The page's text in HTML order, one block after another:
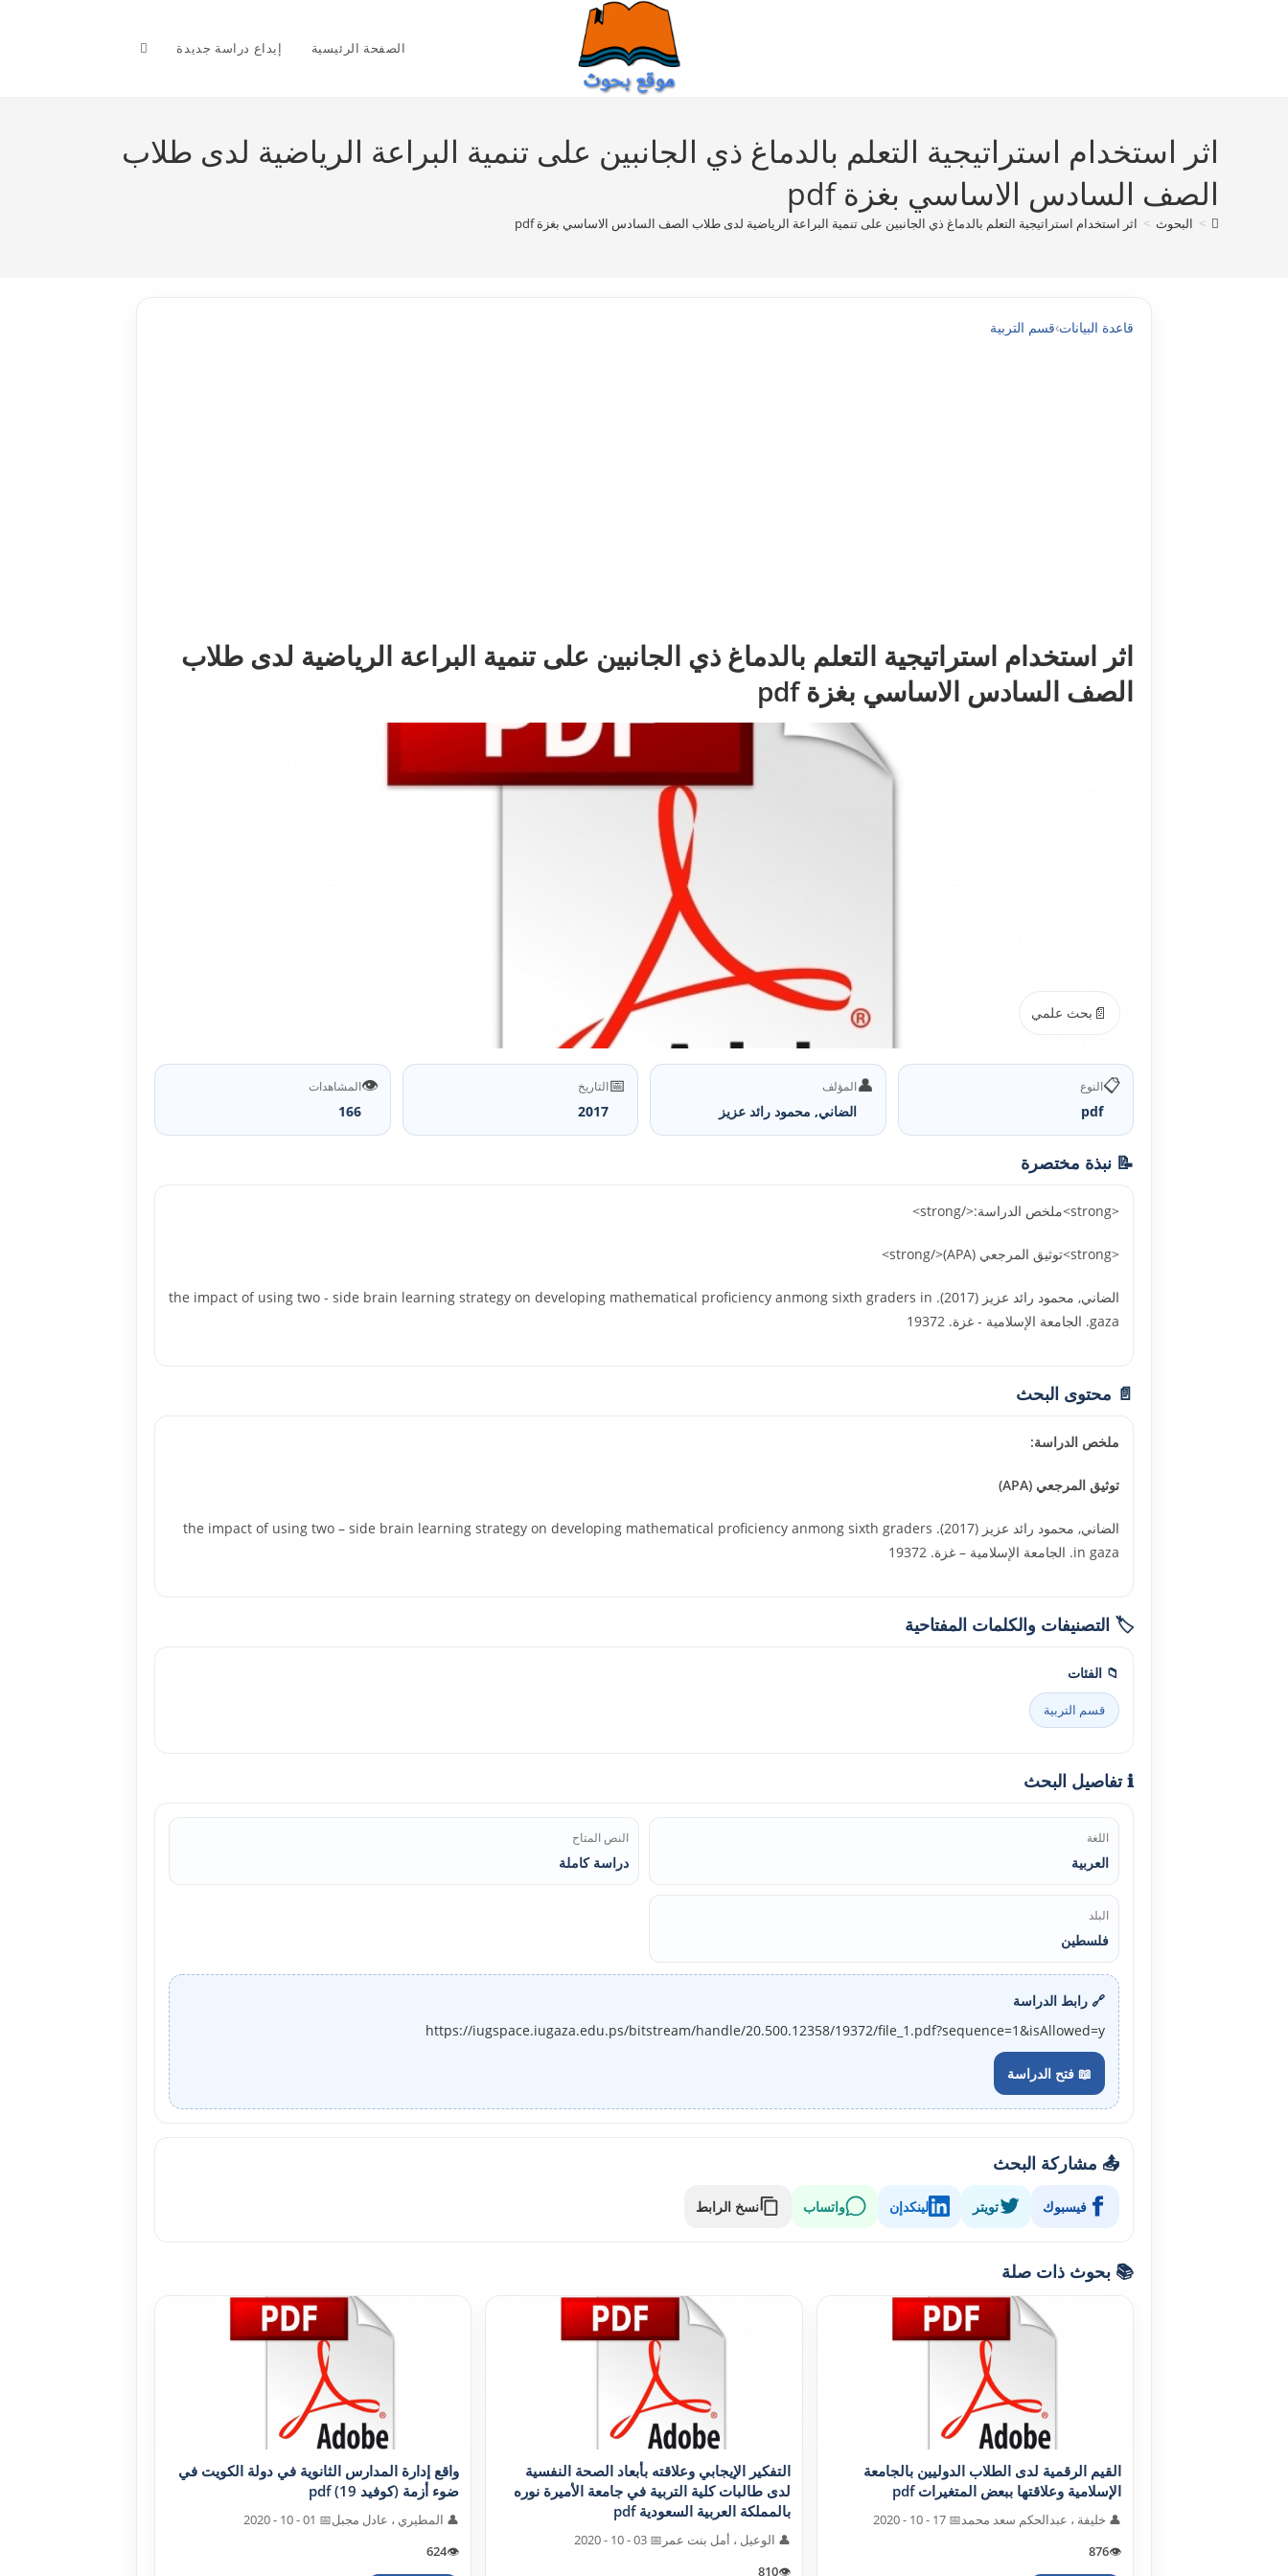
الصفحة الرئيسية إيداع دراسة جديدة Toggle
اثر استخدام استراتيجية التعلم بالدماغ ذي الجانبين على تنمية البراعة الرياضية لدى طلاب
الصف السادس الاساسي بغزة pdf
> البحوث > اثر استخدام استراتيجية التعلم بالدماغ ذي الجانبين على تنمية البراعة الرياضية لدى طلاب الصف السادس الاساسي بغزة pdf
قاعدة البيانات›قسم التربية
اثر استخدام استراتيجية التعلم بالدماغ ذي الجانبين على تنمية البراعة الرياضية لدى طلاب
الصف السادس الاساسي بغزة pdf
📄 بحث علمي
📋النوع
pdf
👤المؤلف
الضاني, محمود رائد عزيز
📅التاريخ
2017
👁️المشاهدات
166
📝 نبذة مختصرة
<strong>ملخص الدراسة:</strong>
<strong>توثيق المرجعي (APA)</strong>
الضاني, محمود رائد عزيز (2017). the impact of using two - side brain learning strategy on developing mathematical proficiency anmong sixth graders in
gaza. الجامعة الإسلامية - غزة. 19372
📄 محتوى البحث
ملخص الدراسة:
توثيق المرجعي (APA)
الضاني, محمود رائد عزيز (2017). the impact of using two – side brain learning strategy on developing mathematical proficiency anmong sixth graders
in gaza. الجامعة الإسلامية – غزة. 19372
🏷️ التصنيفات والكلمات المفتاحية
📁 الفئات
قسم التربية
ℹ️ تفاصيل البحث
اللغة
العربية
النص المتاح
دراسة كاملة
البلد
فلسطين
🔗 رابط الدراسة
https://iugspace.iugaza.edu.ps/bitstream/handle/20.500.12358/19372/file_1.pdf?sequence=1&isAllowed=y
📖 فتح الدراسة
📤 مشاركة البحث
فيسبوك تويتر لينكدإن واتساب نسخ الرابط
📚 بحوث ذات صلة
القيم الرقمية لدى الطلاب الدوليين بالجامعة
الإسلامية وعلاقتها ببعض المتغيرات pdf
👤 خليفة ، عبدالحکم سعد محمد📅 17 - 10 - 2020
👁️
876
التفکير الإيجابي وعلاقته بأبعاد الصحة النفسية
لدى طالبات کلية التربية في جامعة الأميرة نوره
بالمملکة العربية السعودية pdf
👤 الوعيل ، أمل بنت عمر 📅 03 - 10 - 2020
👁️
810
واقع إدارة المدارس الثانوية في دولة الکويت في
ضوء أزمة (کوفيد 19) pdf
👤 المطيري ، عادل مجبل📅 01 - 10 - 2020
👁️
624